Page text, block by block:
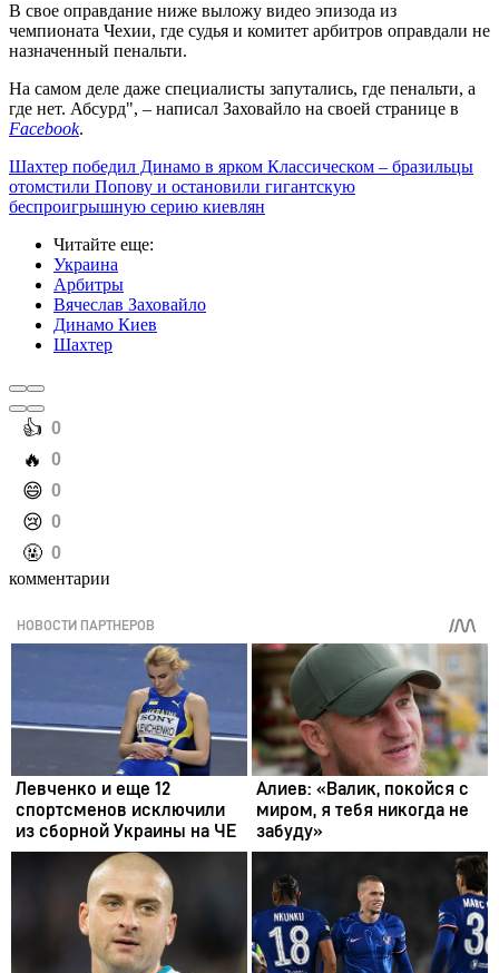
В свое оправдание ниже выложу видео эпизода из
чемпионата Чехии, где судья и комитет арбитров оправдали не
назначенный пенальти.
На самом деле даже специалисты запутались, где пенальти, а
где нет. Абсурд", – написал Заховайло на своей странице в
Facebook.
Шахтер победил Динамо в ярком Классическом – бразильцы
отомстили Попову и остановили гигантскую
беспроигрышную серию киевлян
Читайте еще:
Украина
Арбитры
Вячеслав Заховайло
Динамо Киев
Шахтер
️👍 0
️🔥 0
️😄 0
️😢 0
️🤬 0
комментарии